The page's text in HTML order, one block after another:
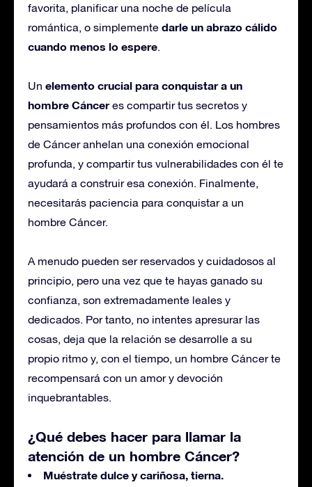
favorita, planificar una noche de película
romántica, o simplemente darle un abrazo cálido
cuando menos lo espere.
Un elemento crucial para conquistar a un
hombre Cánceres compartir tus secretos y
pensamientos más profundos con él. Los hombres
de Cáncer anhelan una conexión emocional
profunda, y compartir tus vulnerabilidades con él te
ayudará a construir esa conexión. Finalmente,
necesitarás paciencia para conquistar a un
hombre Cáncer.
A menudo pueden ser reservados y cuidadosos al
principio, pero una vez que te hayas ganado su
confianza, son extremadamente leales y
dedicados. Por tanto, no intentes apresurar las
cosas, deja que la relación se desarrolle a su
propio ritmo y, con el tiempo, un hombre Cáncer te
recompensará con un amor y devoción
inquebrantables.
¿Qué debes hacer para llamar la
atención de un hombre Cáncer?
Muéstrate dulce y cariñosa, tierna.